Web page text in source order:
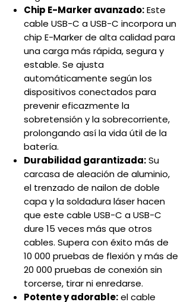
Chip E-Marker avanzado:Este
cable USB-C a USB-C incorpora un
chip E-Marker de alta calidad para
una carga más rápida, segura y
estable. Se ajusta
automáticamente según los
dispositivos conectados para
prevenir eficazmente la
sobretensión y la sobrecorriente,
prolongando así la vida útil de la
batería.
Durabilidad garantizada:Su
carcasa de aleación de aluminio,
el trenzado de nailon de doble
capa y la soldadura láser hacen
que este cable USB-C a USB-C
dure 15 veces más que otros
cables. Supera con éxito más de
10 000 pruebas de flexión y más de
20 000 pruebas de conexión sin
torcerse, tirar ni enredarse.
Potente y adorable:el cable